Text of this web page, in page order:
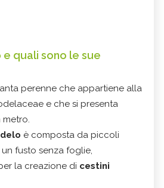
quali sono le sue
perenne che appartiene alla
e che si presenta
metro.
è composta da piccoli
fusto senza foglie,
la creazione di cestini